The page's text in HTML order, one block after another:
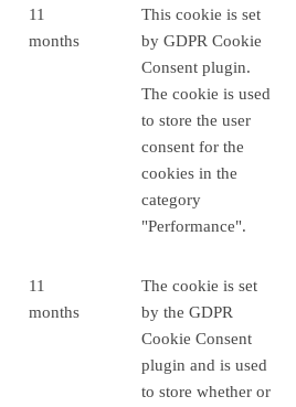
11
months
This cookie is set
by GDPR Cookie
Consent plugin.
The cookie is used
to store the user
consent for the
cookies in the
category
"Performance".
11
months
The cookie is set
by the GDPR
Cookie Consent
plugin and is used
to store whether or